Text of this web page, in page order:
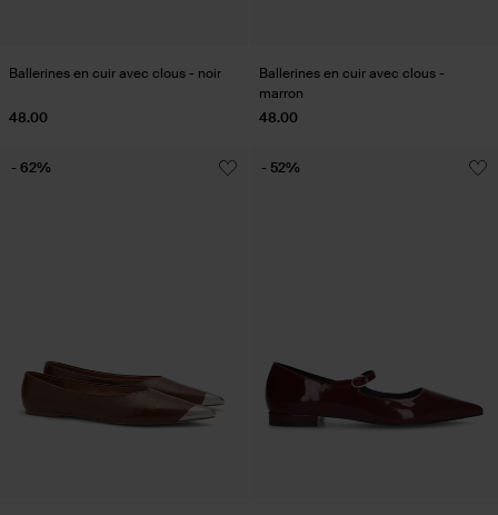
Ballerines en cuir avec clous - noir
48.00
Ballerines en cuir avec clous -
marron
48.00
- 62% - 52%